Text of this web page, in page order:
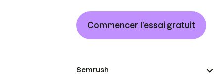
Commencer l’essai gratuit
Semrush